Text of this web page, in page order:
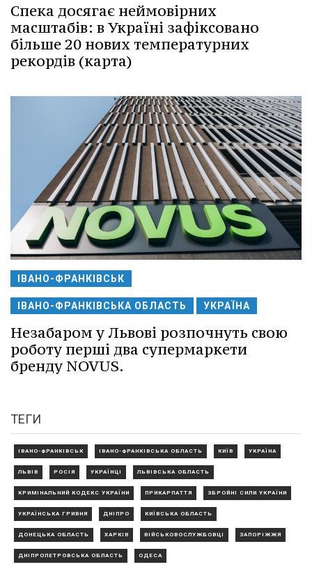
Спека досягає неймовірних
масштабів: в Україні зафіксовано
більше 20 нових температурних
рекордів (карта)
ІВАНО-ФРАНКІВСЬК
ІВАНО-ФРАНКІВСЬКА ОБЛАСТЬ УКРАЇНА
Незабаром у Львові розпочнуть свою
роботу перші два супермаркети
бренду NOVUS.
ТЕГИ
ІВАНО-ФРАНКІВСЬК ІВАНО-ФРАНКІВСЬКА ОБЛАСТЬ КИЇВ УКРАЇНА
ЛЬВІВ РОСІЯ УКРАЇНЦІ ЛЬВІВСЬКА ОБЛАСТЬ
КРИМІНАЛЬНИЙ КОДЕКС УКРАЇНИ ПРИКАРПАТТЯ ЗБРОЙНІ СИЛИ УКРАЇНИ
УКРАЇНСЬКА ГРИВНЯ ДНІПРО КИЇВСЬКА ОБЛАСТЬ
ДОНЕЦЬКА ОБЛАСТЬ ХАРКІВ ВІЙСЬКОВОСЛУЖБОВЦІ ЗАПОРІЖЖЯ
ДНІПРОПЕТРОВСЬКА ОБЛАСТЬ ОДЕСА